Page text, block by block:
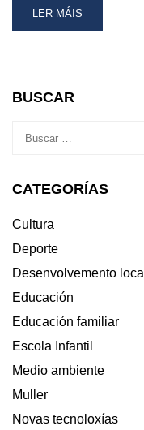
READ
MORE
MÓBIL
DE
INSTALADA
GUARDA
VENRES
11
SÁBADO
12
FEBREIRO
LER MÁIS
BUSCAR
CATEGORÍAS
Cultura
Deporte
Desenvolvemento local
Educación
Educación familiar
Escola Infantil
Medio ambiente
Muller
Novas tecnoloxías